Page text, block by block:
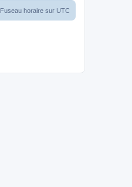
Fuseau horaire sur UTC